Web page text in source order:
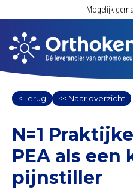
Mogelijk
< Terug << Naar overzicht
N=1
PEA als een
pijnstiller